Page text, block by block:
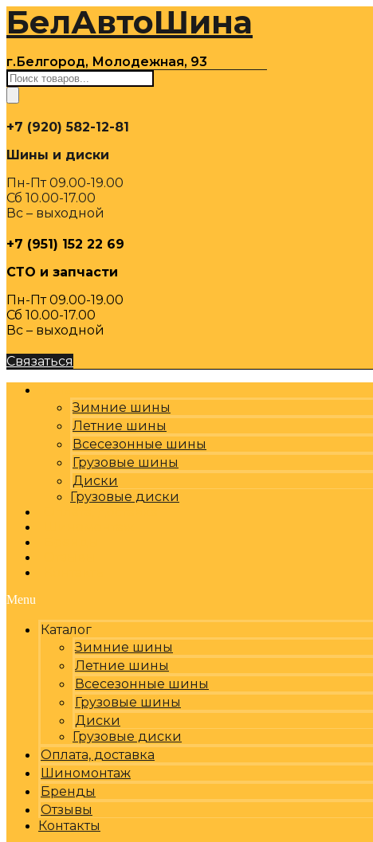
Перейти
содержимому
БелАвтоШина
г.Белгород, Молодежная, 93
Поиск
товаров
+7 (920) 582-12-81
Шины и диски
Пн-Пт 09.00-19.00
Сб 10.00-17.00
Вс – выходной
+7 (951) 152 22 69
СТО и запчасти
Пн-Пт 09.00-19.00
Сб 10.00-17.00
Вс – выходной
Связаться
Зимние шины
Летние шины
Всесезонные шины
Грузовые шины
Диски
Грузовые диски
Menu
Каталог
Зимние шины
Летние шины
Всесезонные шины
Грузовые шины
Диски
Грузовые диски
Оплата, доставка
Шиномонтаж
Бренды
Отзывы
Контакты